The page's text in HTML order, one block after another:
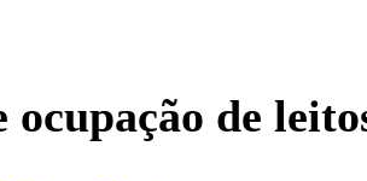
ocupação de